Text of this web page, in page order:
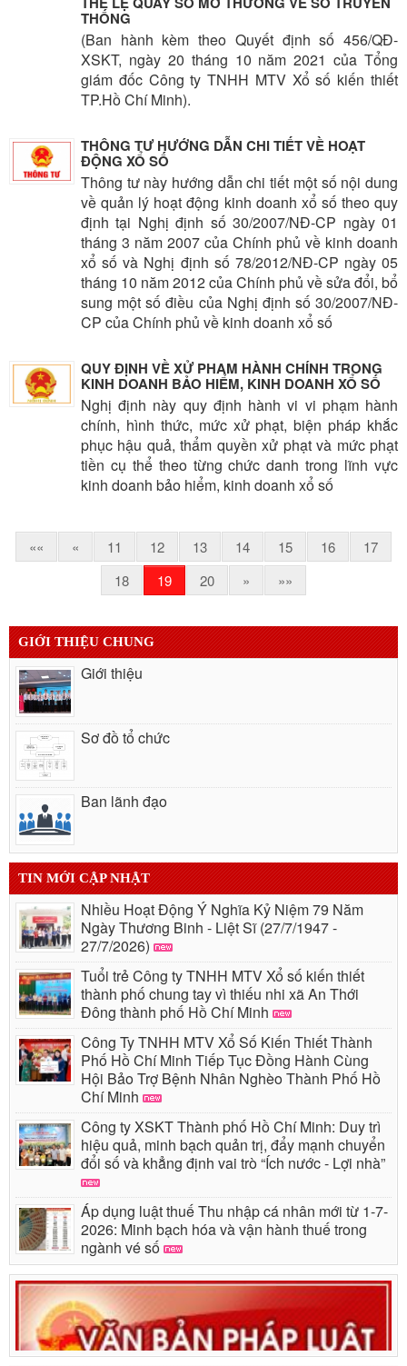
THỐNG
(Ban hành kèm theo Quyết định số 456/QĐ-
XSKT, ngày 20 tháng 10 năm 2021 của Tổng
giám đốc Công ty TNHH MTV Xổ số kiến thiết
TP.Hồ Chí Minh).
THÔNG TƯ HƯỚNG DẪN CHI TIẾT VỀ HOẠT
ĐỘNG XỔ SỐ
Thông tư này hướng dẫn chi tiết một số nội dung
về quản lý hoạt động kinh doanh xổ số theo quy
định tại Nghị định số 30/2007/NĐ-CP ngày 01
tháng 3 năm 2007 của Chính phủ về kinh doanh
xổ số và Nghị định số 78/2012/NĐ-CP ngày 05
tháng 10 năm 2012 của Chính phủ về sửa đổi, bổ
sung một số điều của Nghị định số 30/2007/NĐ-
CP của Chính phủ về kinh doanh xổ số
QUY ĐỊNH VỀ XỬ PHAM HÀNH CHÍNH TRONG
KINH DOANH BẢO HIỂM, KINH DOANH XỔ SỐ
Nghị định này quy định hành vi vi phạm hành
chính, hình thức, mức xử phạt, biện pháp khắc
phục hậu quả, thẩm quyền xử phạt và mức phạt
tiền cụ thể theo từng chức danh trong lĩnh vực
kinh doanh bảo hiểm, kinh doanh xổ số
«« « 11 12 13 14 15 16
17
18
19 20 » »»
GIỚI THIỆU CHUNG
Giới thiệu
Sơ đồ tổ chức
Ban lãnh đạo
TIN MỚI CẬP NHẬT
Nhiều Hoạt Động Ý Nghĩa Kỷ Niệm 79 Năm
Ngày Thương Binh - Liệt Sĩ (27/7/1947 -
27/7/2026)
Tuổi trẻ Công ty TNHH MTV Xổ số kiến thiết
thành phố chung tay vì thiếu nhi xã An Thới
Đông thành phố Hồ Chí Minh
Công Ty TNHH MTV Xổ Số Kiến Thiết Thành
Phố Hồ Chí Minh Tiếp Tục Đồng Hành Cùng
Hội Bảo Trợ Bệnh Nhân Nghèo Thành Phố Hồ
Chí Minh
Công ty XSKT Thành phố Hồ Chí Minh: Duy trì
hiệu quả, minh bạch quản trị, đẩy mạnh chuyển
đổi số và khẳng định vai trò “Ích nước - Lợi nhà”
Áp dụng luật thuế Thu nhập cá nhân mới từ 1-7-
2026: Minh bạch hóa và vận hành thuế trong
ngành vé số